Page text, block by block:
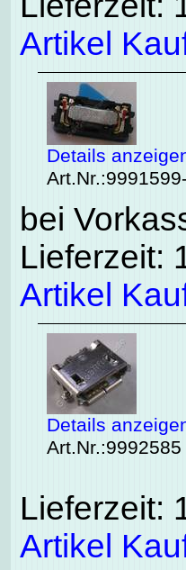
Artikel
Details
bei
Lieferzeit:
Artikel
Details
Art.Nr.:9992585
Lieferzeit:
Artikel